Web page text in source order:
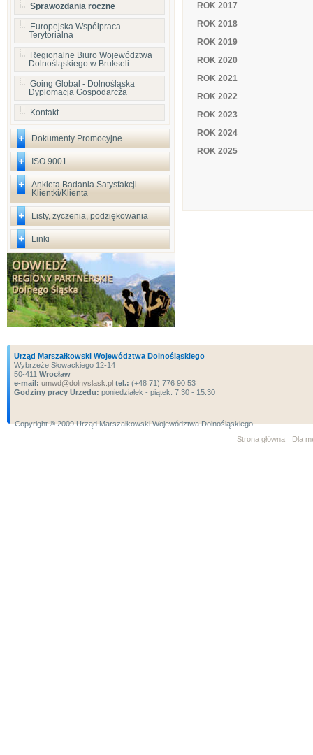
Sprawozdania roczne
Europejska Współpraca
Terytorialna
Regionalne Biuro Województwa
Dolnośląskiego w Brukseli
Going Global - Dolnośląska
Dyplomacja Gospodarcza
Kontakt
Dokumenty Promocyjne
ISO 9001
Ankieta Badania Satysfakcji
Klientki/Klienta
Listy, życzenia, podziękowania
Linki
ROK 2017
ROK 2018
ROK 2019
ROK 2020
ROK 2021
ROK 2022
ROK 2023
ROK 2024
ROK 2025
Urząd Marszałkowski Województwa Dolnośląskiego
Wybrzeże Słowackiego 12-14
50-411 Wrocław
e-mail: umwd@dolnyslask.pl tel.: (+48 71) 776 90 53
Godziny pracy Urzędu: poniedziałek - piątek: 7.30 - 15.30
Copyright ® 2009 Urząd Marszałkowski Województwa Dolnośląskiego
Strona główna
Dla